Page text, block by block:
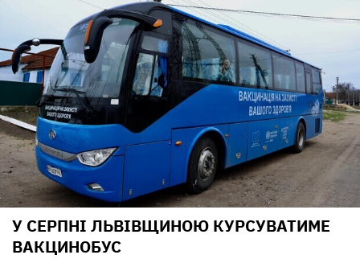
У СЕРПНІ ЛЬВІВЩИНОЮ КУРСУВАТИМЕ
ВАКЦИНОБУС